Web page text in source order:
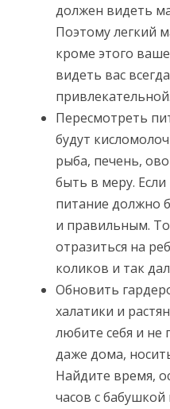
должен видеть
Поэтому легкий
кроме этого
видеть вас
привлекательной.
Пересмотреть
будут
рыба, печень,
быть в меру.
питание должно
и правильным.
отразиться на
коликов и так
Обновить
халатики и
любите себя и не
даже дома,
Найдите время,
часов с